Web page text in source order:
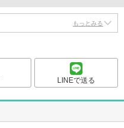
もっとみる
LINEで送る